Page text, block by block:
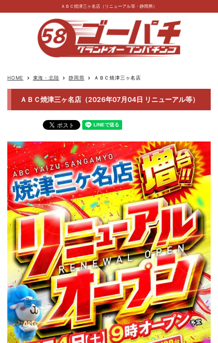
ＡＢＣ焼津三ヶ名店（リニューアル等・静岡県）
HOME keyboard_arrow_right 東海・北陸 keyboard_arrow_right 静岡県 keyboard_arrow_right ＡＢＣ焼津三ヶ名店
ＡＢＣ焼津三ヶ名店（2026年07月04日 リニューアル等）